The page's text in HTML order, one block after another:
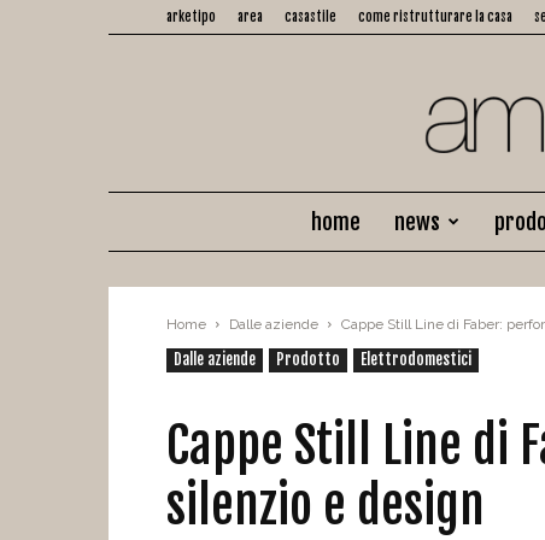
arketipo area casastile come ristrutturare la casa
home news
Home Dalle aziende Cappe Still Line di Faber:
Dalle aziende Prodotto Elettrodomestici
Cappe Still Line di
silenzio e design